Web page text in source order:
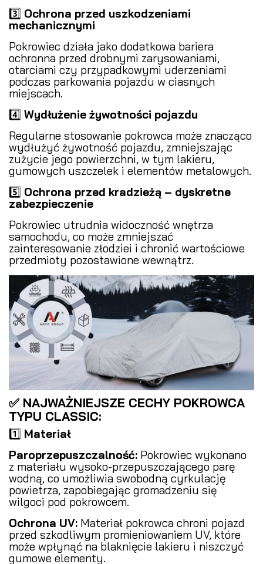
3️⃣ Ochrona przed uszkodzeniami
mechanicznymi
Pokrowiec działa jako dodatkowa bariera
ochronna przed drobnymi zarysowaniami,
otarciami czy przypadkowymi uderzeniami
podczas parkowania pojazdu w ciasnych
miejscach.
4️⃣ Wydłużenie żywotności pojazdu
Regularne stosowanie pokrowca może znacząco
wydłużyć żywotność pojazdu, zmniejszając
zużycie jego powierzchni, w tym lakieru,
gumowych uszczelek i elementów metalowych.
5️⃣ Ochrona przed kradzieżą – dyskretne
zabezpieczenie
Pokrowiec utrudnia widoczność wnętrza
samochodu, co może zmniejszać
zainteresowanie złodziei i chronić wartościowe
przedmioty pozostawione wewnątrz.
✅ NAJWAŻNIEJSZE CECHY POKROWCA
TYPU CLASSIC:
1️⃣ Materiał
Paroprzepuszczalność: Pokrowiec wykonano
z materiału wysoko-przepuszczającego parę
wodną, co umożliwia swobodną cyrkulację
powietrza, zapobiegając gromadzeniu się
wilgoci pod pokrowcem.
Ochrona UV: Materiał pokrowca chroni pojazd
przed szkodliwym promieniowaniem UV, które
może wpłynąć na blaknięcie lakieru i niszczyć
gumowe elementy.